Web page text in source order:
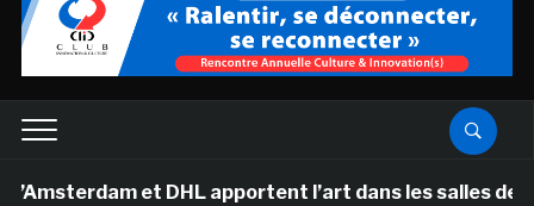
et DHL apportent l’art dans les salles de classe